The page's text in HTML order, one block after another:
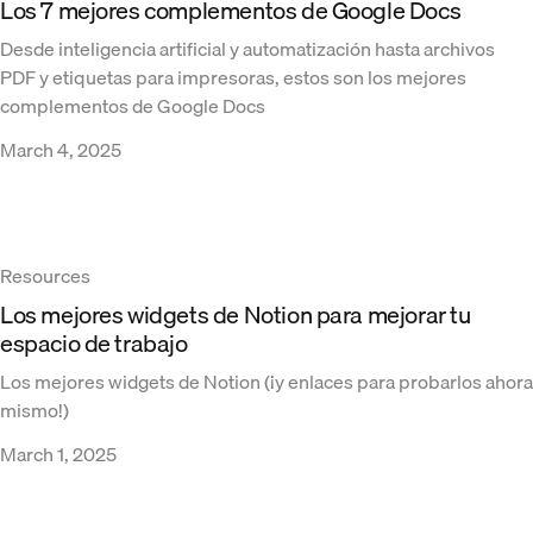
Los 7 mejores complementos de Google Docs
Desde inteligencia artificial y automatización hasta archivos
PDF y etiquetas para impresoras, estos son los mejores
complementos de Google Docs
March 4, 2025
Resources
Los mejores widgets de Notion para mejorar tu
espacio de trabajo
Los mejores widgets de Notion (¡y enlaces para probarlos ahora
mismo!)
March 1, 2025